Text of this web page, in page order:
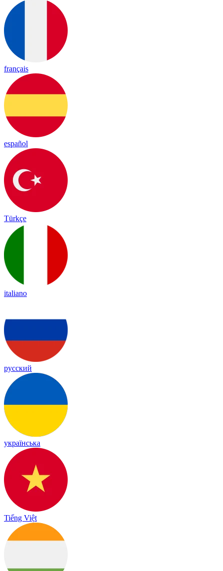
français
español
Türkçe
italiano
русский
українська
Tiếng Việt